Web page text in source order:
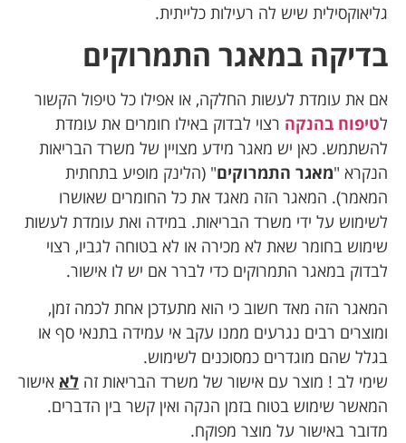
גליאוקסילית שיש לה רעילות כלייתית.
בדיקה במאגר התמרוקים
אם את עומדת לעשות החלקה, או אפילו כל טיפול הקשור
לטיפוח בהנקה רצוי לבדוק באילו חומרים את עומדת
להשתמש. כאן יש מאגר מידע מצויין של משרד הבריאות
הנקרא "מאגר התמרוקים" (הלינק מופיע בתחתית
המאמר). המאגר הזה מאגד את כל החומרים שאושרו
לשימוש על ידי משרד הבריאות. במידה ואת עומדת לעשות
שימוש בחומר שאת לא מכירה או לא בטוחה לגביו, רצוי
לבדוק במאגר התמרוקים כדי לברר אם יש לו אישור.
המאגר הזה מאד חשוב כי הוא מתעדכן אחת לכמה זמן,
ומוצרים רבים נגרעים ממנו עקב אי עמידה בתנאי סף או
בגלל שהם מוגדרים כמסוכנים לשימוש.
שימי לב ! מוצר עם אישור של משרד הבריאות זה לא אישור
המאשר שימוש בטוח בזמן הנקה ואין קשר בין הדברים.
מדובר באישור על מוצר מפוקח.